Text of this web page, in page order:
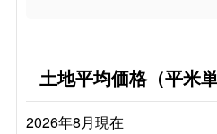
土地平均価格（平米
2026年8月現在